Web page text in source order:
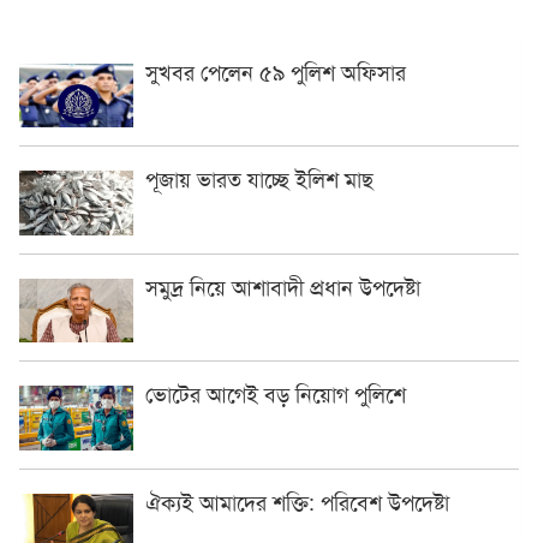
সুখবর পেলেন ৫৯ পুলিশ অফিসার
পূজায় ভারত যাচ্ছে ইলিশ মাছ
সমুদ্র নিয়ে আশাবাদী প্রধান উপদেষ্টা
ভোটের আগেই বড় নিয়োগ পুলিশে
ঐক্যই আমাদের শক্তি: পরিবেশ উপদেষ্টা